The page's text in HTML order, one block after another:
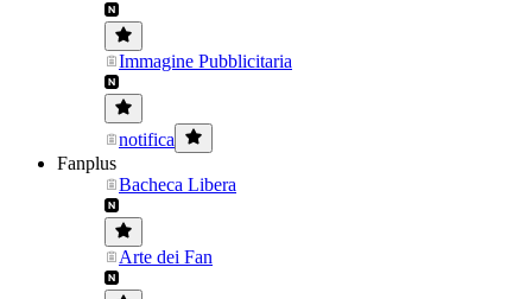
Immagine Pubblicitaria
notifica
Fanplus
Bacheca Libera
Arte dei Fan